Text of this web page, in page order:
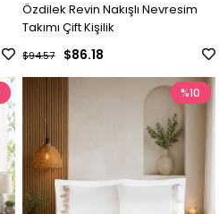
Özdilek Revin Nakışlı Nevresim
Takımı Çift Kişilik
$86.18
$94.57
%10